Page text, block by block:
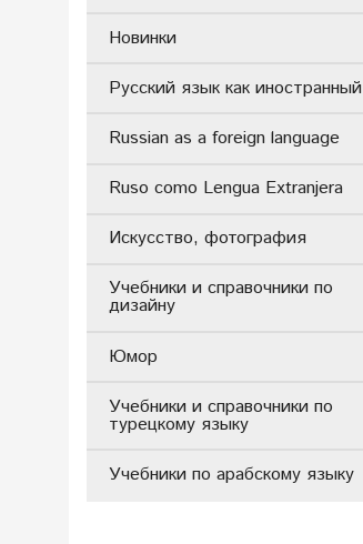
Новинки
Русский язык как иностранный
Russian as a foreign language
Ruso como Lengua Extranjera
Искусство, фотография
Учебники и справочники по
дизайну
Юмор
Учебники и справочники по
турецкому языку
Учебники по арабскому языку